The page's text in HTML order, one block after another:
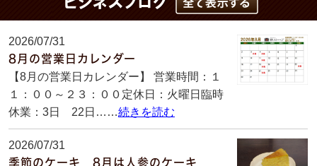
2026/07/31
8月の営業日カレンダー
【8月の営業日カレンダー】 営業時間：１
１：００～２３：００定休日：火曜日臨時
休業：3日 22日……続きを読む
2026/07/31
季節のケーキ 8月は人参のケーキ